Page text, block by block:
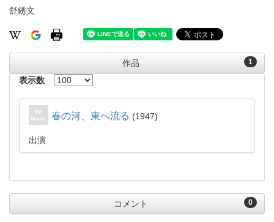
舒綉文
1
作品
表示数
春の河、東へ流る 1947
出演
0
コメント